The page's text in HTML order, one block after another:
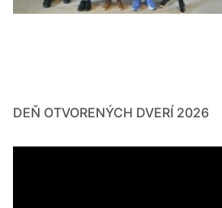
DEŇ OTVORENÝCH DVERÍ 2026